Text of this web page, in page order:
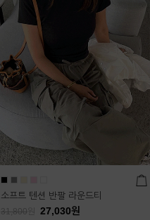
소프트 텐션 반팔 라운드티
31,800 27,030원